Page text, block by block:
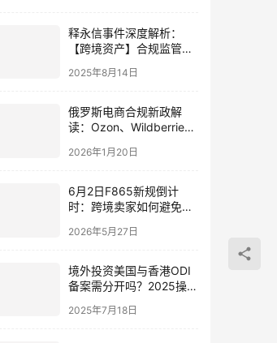
释永信事件深度解析：
【跨境资产】合规监管的
2025年8月14日
俄罗斯电商合规新政解
读：Ozon、Wildberries
响及应对策略
2026年1月20日
6月2日F865新规倒计
时：跨境卖家如何避免税
2026年5月27日
境外投资美国与香港ODI
备案需分开吗？2025操作
2025年7月18日